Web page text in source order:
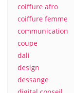
coiffure afro
coiffure femme
communication
coupe
dali
design
dessange